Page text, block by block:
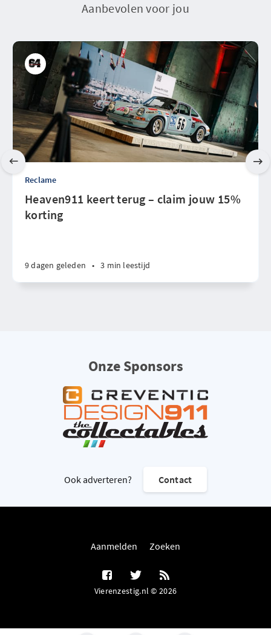
Aanbevolen voor jou
Reclame
Heaven911 keert terug – claim jouw 15%
korting
9 dagen geleden • 3 min leestijd
Onze Sponsors
Ook adverteren? Contact
Aanmelden Zoeken
Vierenzestig.nl © 2026